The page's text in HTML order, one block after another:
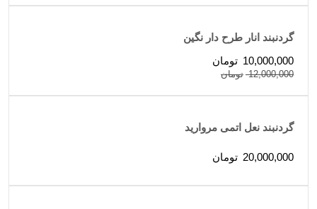
گردنبند انار طرح دار نگین
10,000,000 تومان
12,000,000 تومان
گردنبند نعل اتمی مروارید
20,000,000 تومان